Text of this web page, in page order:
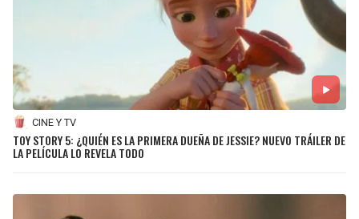
CINE Y TV
TOY STORY 5: ¿QUIÉN ES LA PRIMERA DUEÑA DE JESSIE? NUEVO TRÁILER DE
LA PELÍCULA LO REVELA TODO